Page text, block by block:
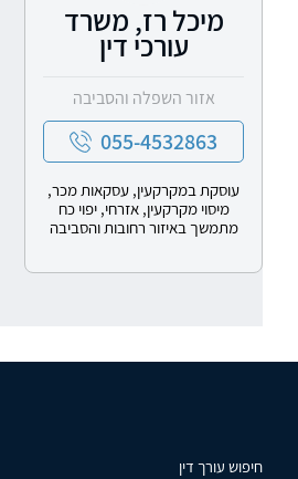
מיכל רז, משרד
עורכי דין
אזור השפלה והסביבה
055-4532863
עוסקת במקרקעין, עסקאות מכר,
מיסוי מקרקעין, אזרחי, יפוי כח
מתמשך באיזור רחובות והסביבה
חיפוש עורך דין